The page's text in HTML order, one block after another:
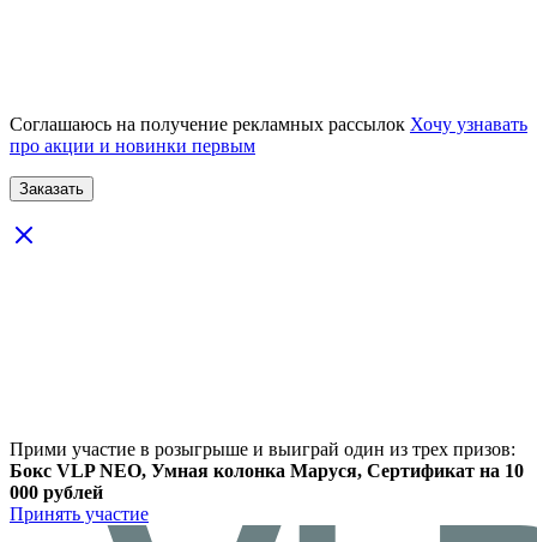
Соглашаюсь на получение рекламных рассылок Хочу узнавать
про акции и новинки первым
Прими участие в розыгрыше и выиграй один из трех призов:
Бокс VLP NEO, Умная колонка Маруся, Сертификат на 10
000 рублей
Принять участие